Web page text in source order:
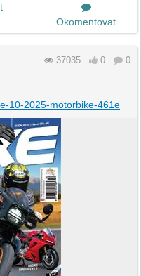
Okomentovat
37035 0 0
10-2025-motorbike-461e